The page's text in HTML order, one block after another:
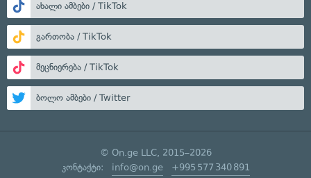
ახალი ამბები / TikTok
გართობა / TikTok
მეცნიერება / TikTok
ბოლო ამბები / Twitter
© On.ge LLC, 2015–2026
კონტაქტი: info@on.ge +995 577 340 891